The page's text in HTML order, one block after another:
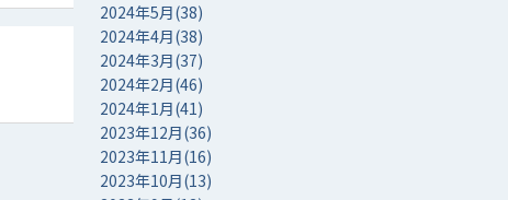
2024年5月(38)
2024年4月(38)
2024年3月(37)
2024年2月(46)
2024年1月(41)
2023年12月(36)
2023年11月(16)
2023年10月(13)